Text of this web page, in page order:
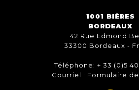
1001 BIÈRES
BORDEAUX
42 Rue Edmond
33300 Bordeaux -
Téléphone: + 33 (0)5 40
Courriel : Formulaire